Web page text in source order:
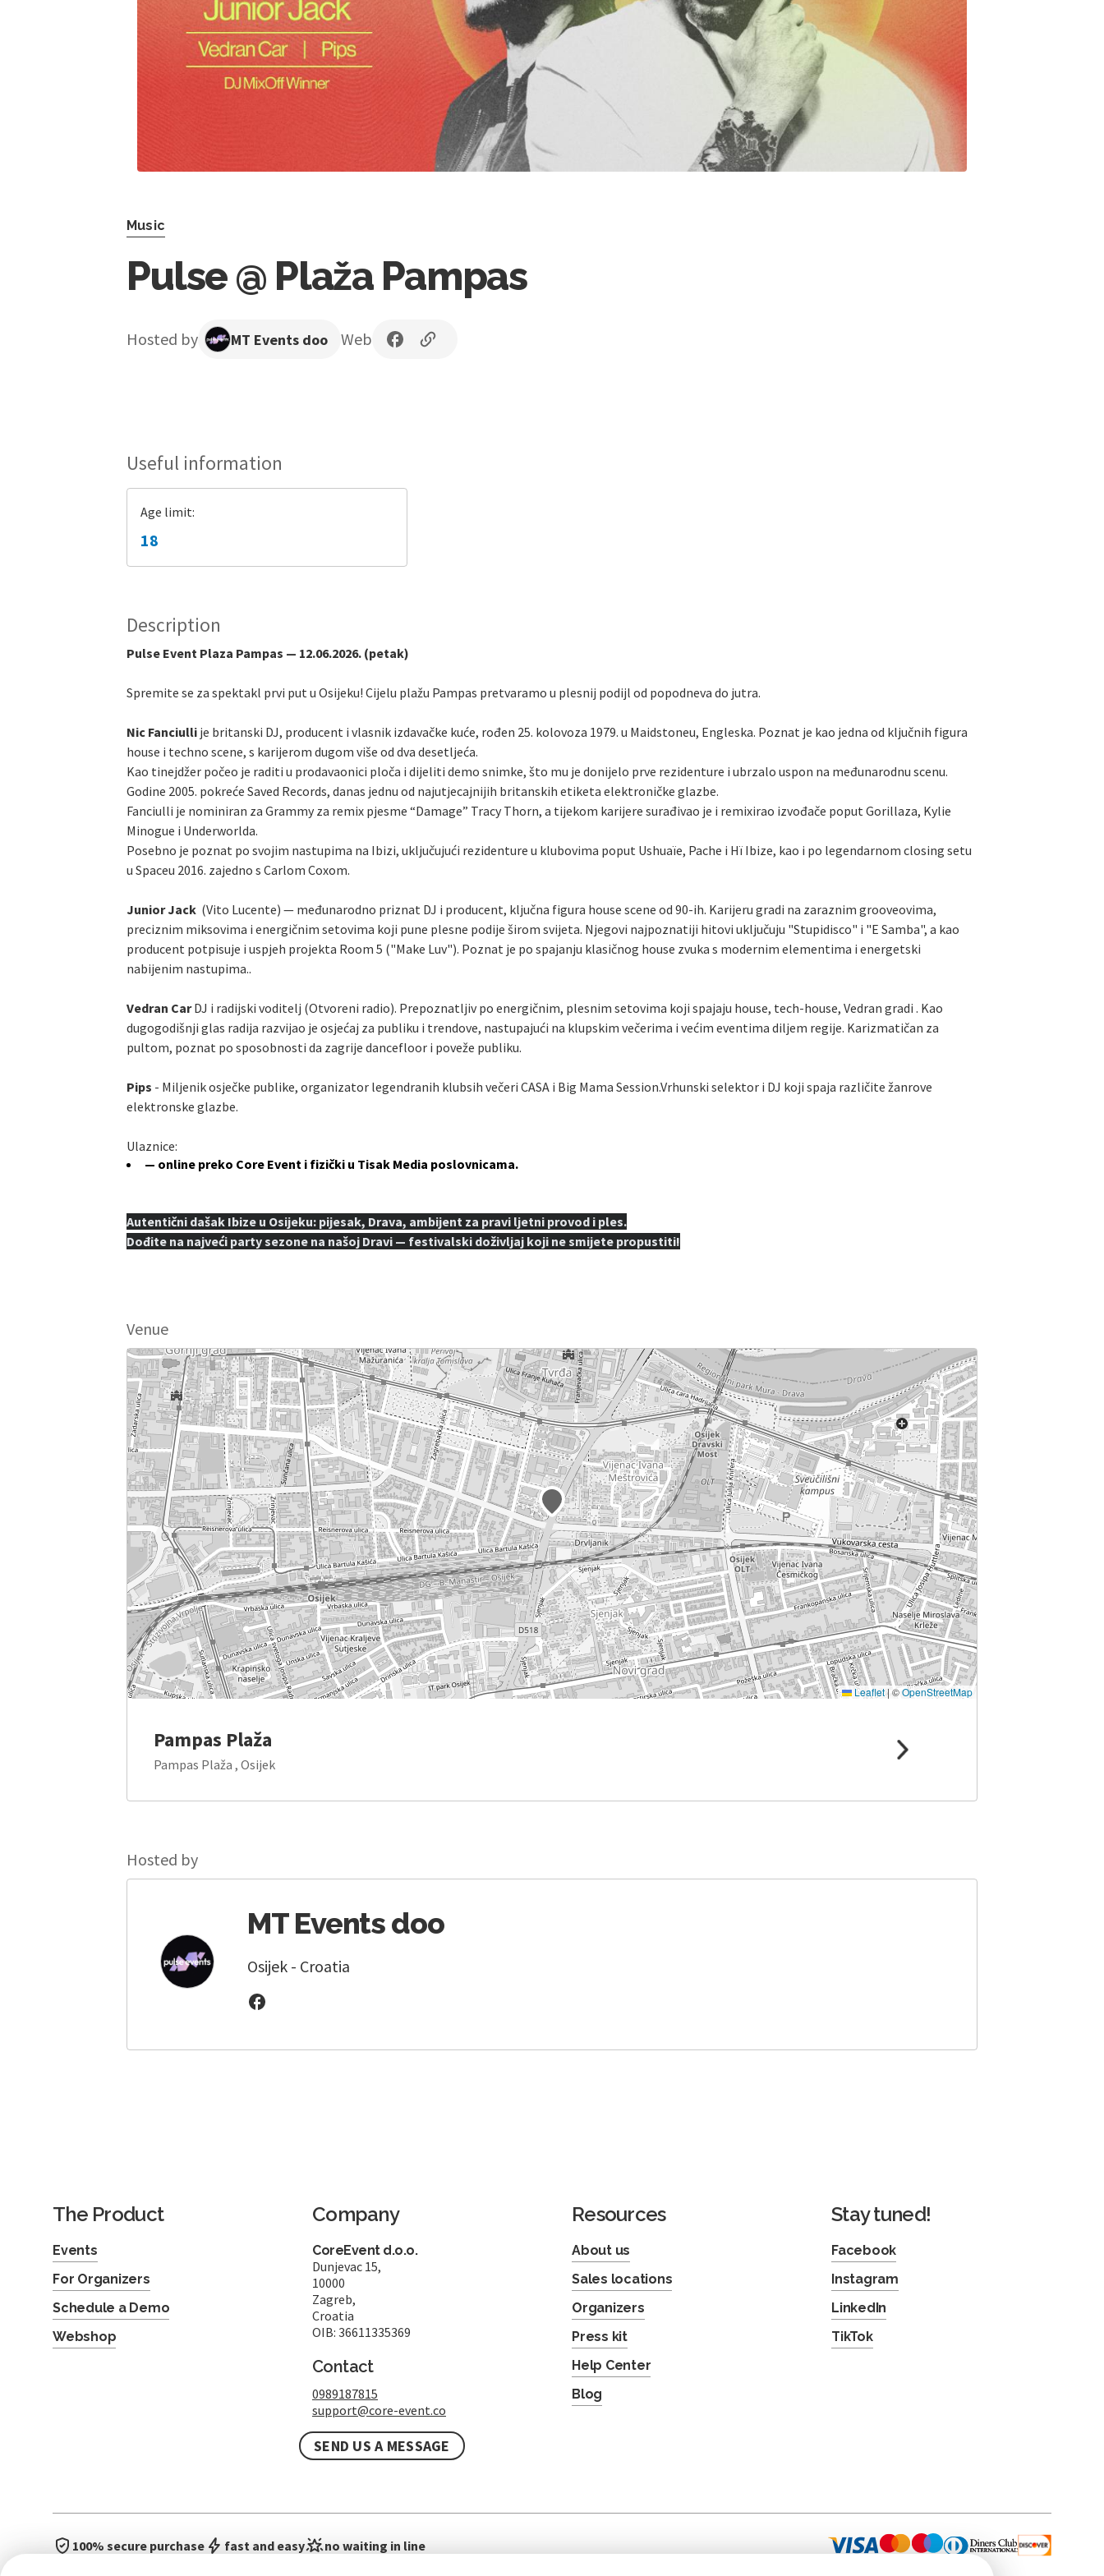
Music
Pulse @ Plaža Pampas
Hosted by MT Events doo Web
Useful information
Age limit:
18
Description
Pulse Event Plaza Pampas — 12.06.2026. (petak)
Spremite se za spektakl prvi put u Osijeku! Cijelu plažu Pampas pretvaramo u plesnij podijl od popodneva do jutra.
Nic Fanciulli je britanski DJ, producent i vlasnik izdavačke kuće, rođen 25. kolovoza 1979. u Maidstoneu, Engleska. Poznat je kao jedna od ključnih figura
house i techno scene, s karijerom dugom više od dva desetljeća.
Kao tinejdžer počeo je raditi u prodavaonici ploča i dijeliti demo snimke, što mu je donijelo prve rezidenture i ubrzalo uspon na međunarodnu scenu.
Godine 2005. pokreće Saved Records, danas jednu od najutjecajnijih britanskih etiketa elektroničke glazbe.
Fanciulli je nominiran za Grammy za remix pjesme “Damage” Tracy Thorn, a tijekom karijere surađivao je i remixirao izvođače poput Gorillaza, Kylie
Minogue i Underworlda.
Posebno je poznat po svojim nastupima na Ibizi, uključujući rezidenture u klubovima poput Ushuaïe, Pache i Hï Ibize, kao i po legendarnom closing setu
u Spaceu 2016. zajedno s Carlom Coxom.
Junior Jack (Vito Lucente) — međunarodno priznat DJ i producent, ključna figura house scene od 90-ih. Karijeru gradi na zaraznim grooveovima,
preciznim miksovima i energičnim setovima koji pune plesne podije širom svijeta. Njegovi najpoznatiji hitovi uključuju "Stupidisco" i "E Samba", a kao
producent potpisuje i uspjeh projekta Room 5 ("Make Luv"). Poznat je po spajanju klasičnog house zvuka s modernim elementima i energetski
nabijenim nastupima..
Vedran CarDJ i radijski voditelj (Otvoreni radio). Prepoznatljiv po energičnim, plesnim setovima koji spajaju house, tech-house, Vedran gradi . Kao
dugogodišnji glas radija razvijao je osjećaj za publiku i trendove, nastupajući na klupskim večerima i većim eventima diljem regije. Karizmatičan za
pultom, poznat po sposobnosti da zagrije dancefloor i poveže publiku.
Pips - Miljenik osječke publike, organizator legendranih klubsih večeri CASA i Big Mama Session.Vrhunski selektor i DJ koji spaja različite žanrove
elektronske glazbe.
Ulaznice:
— online preko Core Event i fizički u Tisak Media poslovnicama.
Autentični dašak Ibize u Osijeku: pijesak, Drava, ambijent za pravi ljetni provod i ples.
Dođite na najveći party sezone na našoj Dravi — festivalski doživljaj koji ne smijete propustiti!
Venue
Leaflet| ©OpenStreetMap
Pampas Plaža
Pampas Plaža , Osijek
Hosted by
MT Events doo
Osijek - Croatia
The Product
Events
For Organizers
Schedule a Demo
Webshop
Company
CoreEvent d.o.o.
Dunjevac 15,
10000
Zagreb,
Croatia
OIB: 36611335369
Contact
0989187815
support@core-event.co
SEND US A MESSAGE
Resources
About us
Sales locations
Organizers
Press kit
Help Center
Blog
Stay tuned!
Facebook
Instagram
LinkedIn
TikTok
100% secure purchase fast and easy no waiting in line